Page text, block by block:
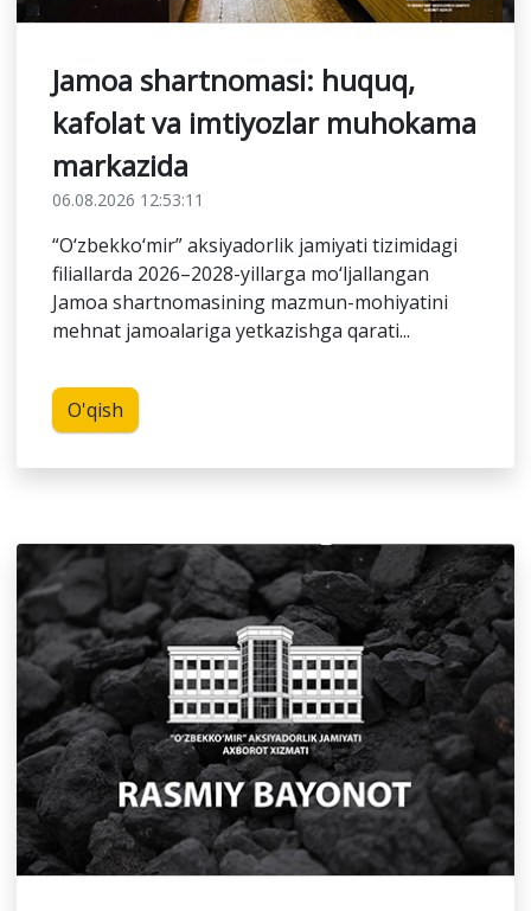
Jamoa shartnomasi: huquq,
kafolat va imtiyozlar muhokama
markazida
06.08.2026 12:53:11
“O‘zbekko‘mir” aksiyadorlik jamiyati tizimidagi
filiallarda 2026–2028-yillarga mo‘ljallangan
Jamoa shartnomasining mazmun-mohiyatini
mehnat jamoalariga yetkazishga qarati...
O'qish